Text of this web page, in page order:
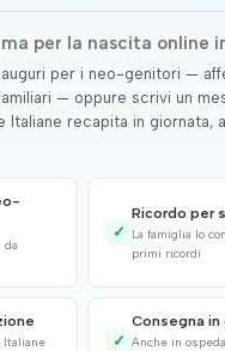
per la nascita online
per i neo-genitori —
— oppure scrivi un
Italiane recapita in giornata,
da
✓
Ricordo per
La famiglia lo
primi ricordi
Italiane
✓
Consegna
Anche in